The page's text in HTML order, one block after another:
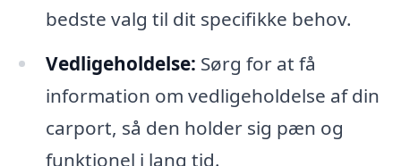
bedste valg til dit specifikke behov.
Vedligeholdelse: Sørg for at få
information om vedligeholdelse af din
carport, så den holder sig pæn og
funktionel i lang tid.